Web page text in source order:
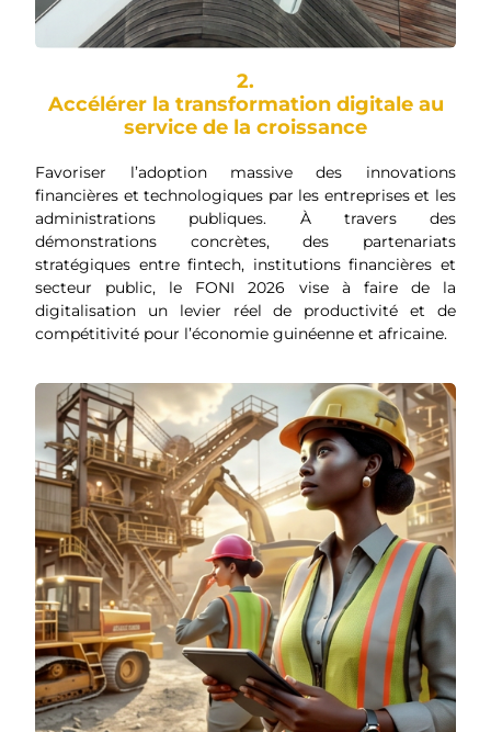
2.
Accélérer la transformation digitale au
service de la croissance
Favoriser l’adoption massive des innovations
financières et technologiques par les entreprises et les
administrations publiques. À travers des
démonstrations concrètes, des partenariats
stratégiques entre fintech, institutions financières et
secteur public, le FONI 2026 vise à faire de la
digitalisation un levier réel de productivité et de
compétitivité pour l’économie guinéenne et africaine.